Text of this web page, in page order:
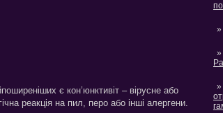
є кон’юнктивіт – вірусне або
реакція на пил, перо або інші алергени.